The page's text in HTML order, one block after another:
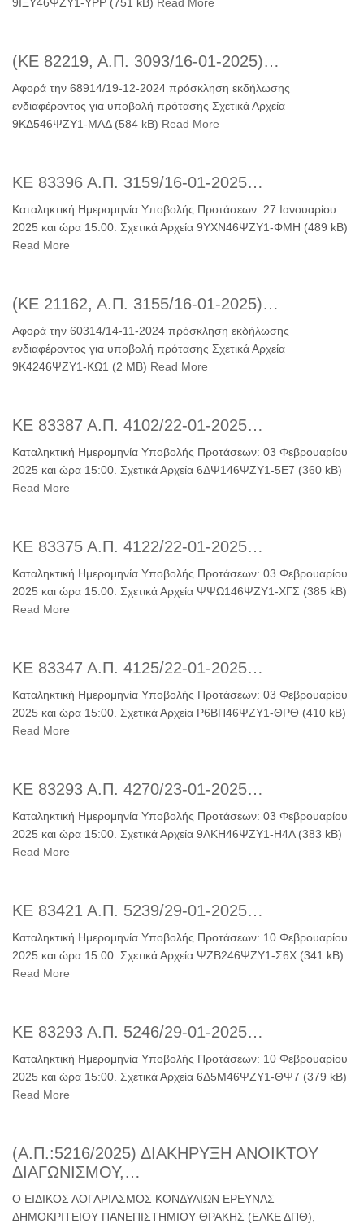
(ΚΕ 82219, Α.Π. 3093/16-01-2025)…
Αφορά την 68914/19-12-2024 πρόσκληση εκδήλωσης
ενδιαφέροντος για υποβολή πρότασης Σχετικά Αρχεία
9ΚΔ546ΨΖΥ1-ΜΛΔ (584 kB) Read More
ΚΕ 83396 Α.Π. 3159/16-01-2025…
Καταληκτική Ημερομηνία Υποβολής Προτάσεων: 27 Ιανουαρίου
2025 και ώρα 15:00. Σχετικά Αρχεία 9ΥΧΝ46ΨΖΥ1-ΦΜΗ (489 kB)
Read More
(ΚΕ 21162, Α.Π. 3155/16-01-2025)…
Αφορά την 60314/14-11-2024 πρόσκληση εκδήλωσης
ενδιαφέροντος για υποβολή πρότασης Σχετικά Αρχεία
9Κ4246ΨΖΥ1-ΚΩ1 (2 MB) Read More
ΚΕ 83387 Α.Π. 4102/22-01-2025…
Καταληκτική Ημερομηνία Υποβολής Προτάσεων: 03 Φεβρουαρίου
2025 και ώρα 15:00. Σχετικά Αρχεία 6ΔΨ146ΨΖΥ1-5Ε7 (360 kB)
Read More
ΚΕ 83375 Α.Π. 4122/22-01-2025…
Καταληκτική Ημερομηνία Υποβολής Προτάσεων: 03 Φεβρουαρίου
2025 και ώρα 15:00. Σχετικά Αρχεία ΨΨΩ146ΨΖΥ1-ΧΓΣ (385 kB)
Read More
ΚΕ 83347 Α.Π. 4125/22-01-2025…
Καταληκτική Ημερομηνία Υποβολής Προτάσεων: 03 Φεβρουαρίου
2025 και ώρα 15:00. Σχετικά Αρχεία Ρ6ΒΠ46ΨΖΥ1-ΘΡΘ (410 kB)
Read More
ΚΕ 83293 Α.Π. 4270/23-01-2025…
Καταληκτική Ημερομηνία Υποβολής Προτάσεων: 03 Φεβρουαρίου
2025 και ώρα 15:00. Σχετικά Αρχεία 9ΛΚΗ46ΨΖΥ1-Η4Λ (383 kB)
Read More
ΚΕ 83421 Α.Π. 5239/29-01-2025…
Καταληκτική Ημερομηνία Υποβολής Προτάσεων: 10 Φεβρουαρίου
2025 και ώρα 15:00. Σχετικά Αρχεία ΨΖΒ246ΨΖΥ1-Σ6Χ (341 kB)
Read More
ΚΕ 83293 Α.Π. 5246/29-01-2025…
Καταληκτική Ημερομηνία Υποβολής Προτάσεων: 10 Φεβρουαρίου
2025 και ώρα 15:00. Σχετικά Αρχεία 6Δ5Μ46ΨΖΥ1-ΘΨ7 (379 kB)
Read More
(Α.Π.:5216/2025) ΔΙΑΚΗΡΥΞΗ ΑΝΟΙΚΤΟΥ
ΔΙΑΓΩΝΙΣΜΟΥ,…
Ο ΕΙΔΙΚΟΣ ΛΟΓΑΡΙΑΣΜΟΣ ΚΟΝΔΥΛΙΩΝ ΕΡΕΥΝΑΣ
ΔΗΜΟΚΡΙΤΕΙΟΥ ΠΑΝΕΠΙΣΤΗΜΙΟΥ ΘΡΑΚΗΣ (ΕΛΚΕ ΔΠΘ),